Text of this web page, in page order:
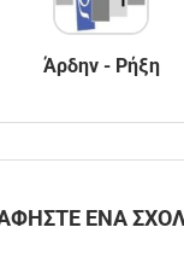
Άρδην - Ρήξη
ΕΝΑ